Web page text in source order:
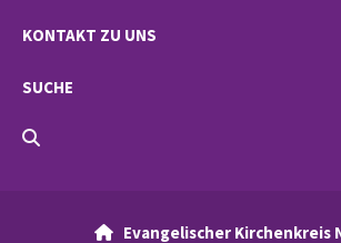
KONTAKT ZU UNS
SUCHE
 Evangelischer Kirchenkreis